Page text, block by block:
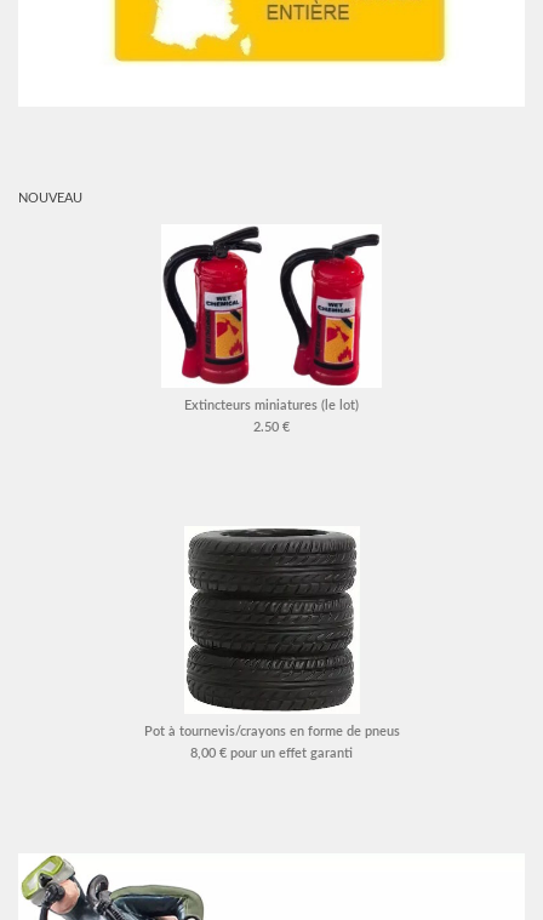
NOUVEAU
Extincteurs miniatures (le lot)
2.50 €
Pot à tournevis/crayons en forme de pneus
8,00 € pour un effet garanti